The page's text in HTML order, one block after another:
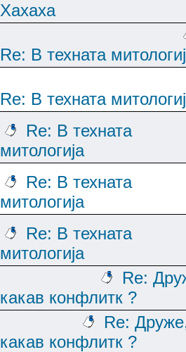
Хахаха
Re: В техната
Re: В техната
Re: В техната
митологија
Re: В техната
митологија
Re: В техната
митологија
Re:
какав конфлитк ?
Re:
какав конфлитк ?